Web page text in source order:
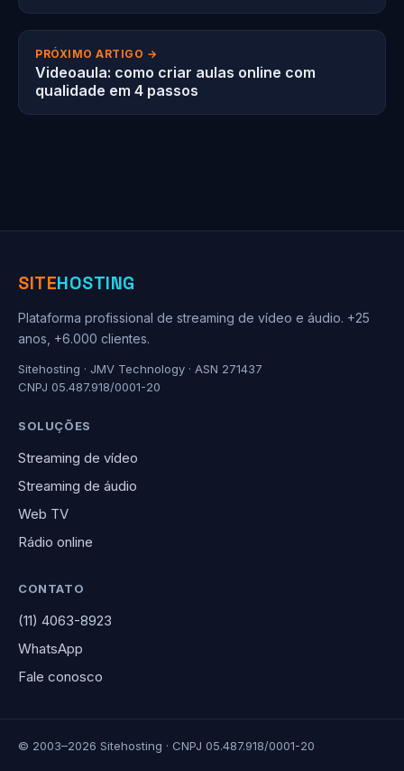
PRÓXIMO ARTIGO →
Videoaula: como criar aulas online com
qualidade em 4 passos
SITEHOSTING
Plataforma profissional de streaming de vídeo e áudio. +25
anos, +6.000 clientes.
Sitehosting · JMV Technology · ASN 271437
CNPJ 05.487.918/0001-20
SOLUÇÕES
Streaming de vídeo
Streaming de áudio
Web TV
Rádio online
CONTATO
(11) 4063-8923
WhatsApp
Fale conosco
© 2003–2026 Sitehosting · CNPJ 05.487.918/0001-20